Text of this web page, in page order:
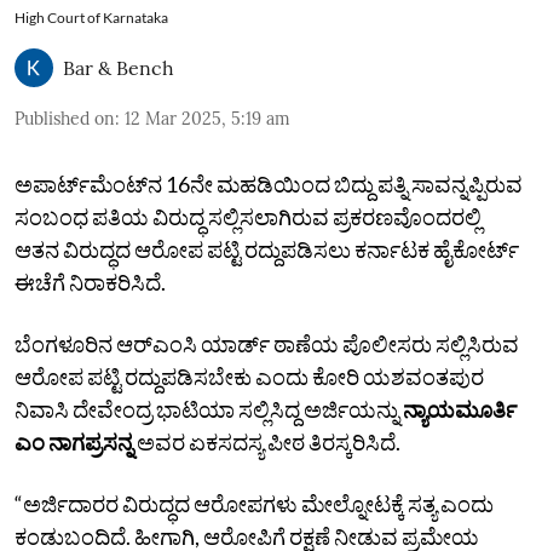
High Court of Karnataka
Bar & Bench
Published on: 12 Mar 2025, 5:19 am
ಅಪಾರ್ಟ್‌ಮೆಂಟ್‌ನ 16ನೇ ಮಹಡಿಯಿಂದ ಬಿದ್ದು ಪತ್ನಿ ಸಾವನ್ನಪ್ಪಿರುವ
ಸಂಬಂಧ ಪತಿಯ ವಿರುದ್ಧ ಸಲ್ಲಿಸಲಾಗಿರುವ ಪ್ರಕರಣವೊಂದರಲ್ಲಿ
ಆತನ ವಿರುದ್ಧದ ಆರೋಪ ಪಟ್ಟಿ ರದ್ದುಪಡಿಸಲು ಕರ್ನಾಟಕ ಹೈಕೋರ್ಟ್
ಈಚೆಗೆ ನಿರಾಕರಿಸಿದೆ.
ಬೆಂಗಳೂರಿನ ಆರ್‌ಎಂಸಿ ಯಾರ್ಡ್ ಠಾಣೆಯ ಪೊಲೀಸರು ಸಲ್ಲಿಸಿರುವ
ಆರೋಪ ಪಟ್ಟಿ ರದ್ದುಪಡಿಸಬೇಕು ಎಂದು ಕೋರಿ ಯಶವಂತಪುರ
ನಿವಾಸಿ ದೇವೇಂದ್ರ ಭಾಟಿಯಾ ಸಲ್ಲಿಸಿದ್ದ ಅರ್ಜಿಯನ್ನುನ್ಯಾಯಮೂರ್ತಿ
ಎಂ ನಾಗಪ್ರಸನ್ನಅವರ ಏಕಸದಸ್ಯ ಪೀಠ ತಿರಸ್ಕರಿಸಿದೆ.
“ಅರ್ಜಿದಾರರ ವಿರುದ್ಧದ ಆರೋಪಗಳು ಮೇಲ್ನೋಟಕ್ಕೆ ಸತ್ಯ ಎಂದು
ಕಂಡುಬಂದಿದೆ. ಹೀಗಾಗಿ, ಆರೋಪಿಗೆ ರಕ್ಷಣೆ ನೀಡುವ ಪ್ರಮೇಯ